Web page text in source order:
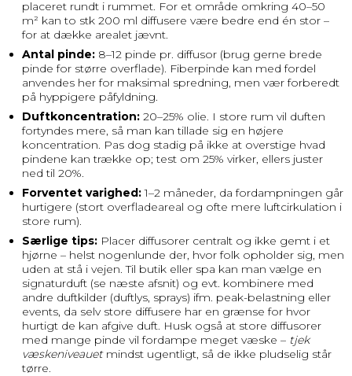
placeret rundt i rummet. For et område omkring 40–50
m² kan to stk 200 ml diffusere være bedre end én stor –
for at dække arealet jævnt.
Antal pinde:8–12 pinde pr. diffusor (brug gerne brede
pinde for større overflade). Fiberpinde kan med fordel
anvendes her for maksimal spredning, men vær forberedt
på hyppigere påfyldning.
Duftkoncentration:20–25% olie. I store rum vil duften
fortyndes mere, så man kan tillade sig en højere
koncentration. Pas dog stadig på ikke at overstige hvad
pindene kan trække op; test om 25% virker, ellers juster
ned til 20%.
Forventet varighed:1–2 måneder, da fordampningen går
hurtigere (stort overfladeareal og ofte mere luftcirkulation i
store rum).
Særlige tips:Placer diffusorer centralt og ikke gemt i et
hjørne – helst nogenlunde der, hvor folk opholder sig, men
uden at stå i vejen. Til butik eller spa kan man vælge en
signaturduft (se næste afsnit) og evt. kombinere med
andre duftkilder (duftlys, sprays) ifm. peak-belastning eller
events, da selv store diffusere har en grænse for hvor
hurtigt de kan afgive duft. Husk også at store diffusorer
med mange pinde vil fordampe meget væske – tjek
væskeniveauetmindst ugentligt, så de ikke pludselig står
tørre.